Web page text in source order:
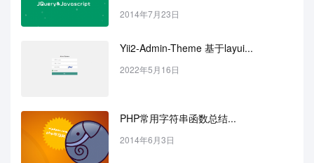
2014年7月23日
Yii2-Admin-Theme 基于layui...
2022年5月16日
PHP常用字符串函数总结...
2014年6月3日